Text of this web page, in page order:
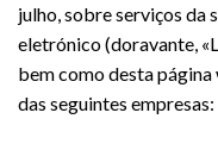
julho, sobre serviços da
eletrónico (doravante,
bem como desta
das seguintes empresas: